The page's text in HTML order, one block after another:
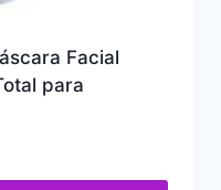
Facial
para